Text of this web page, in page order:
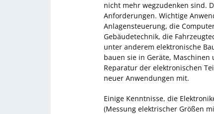
nicht mehr wegzudenken sind.
Anforderungen. Wichtige
Anlagensteuerung, die
Gebäudetechnik, die
unter anderem elektronische
bauen sie in Geräte,
Reparatur der elektronischen
neuer Anwendungen mit.
Einige Kenntnisse, die
(Messung elektrischer Größen